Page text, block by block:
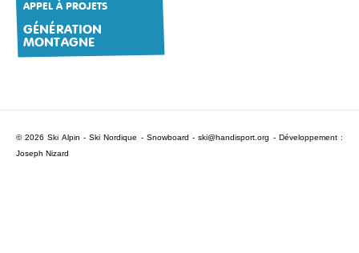
APPEL À PROJETS
GÉNÉRATION
MONTAGNE
© 2026 Ski Alpin - Ski Nordique - Snowboard -ski@handisport.org - Développement :
Joseph Nizard